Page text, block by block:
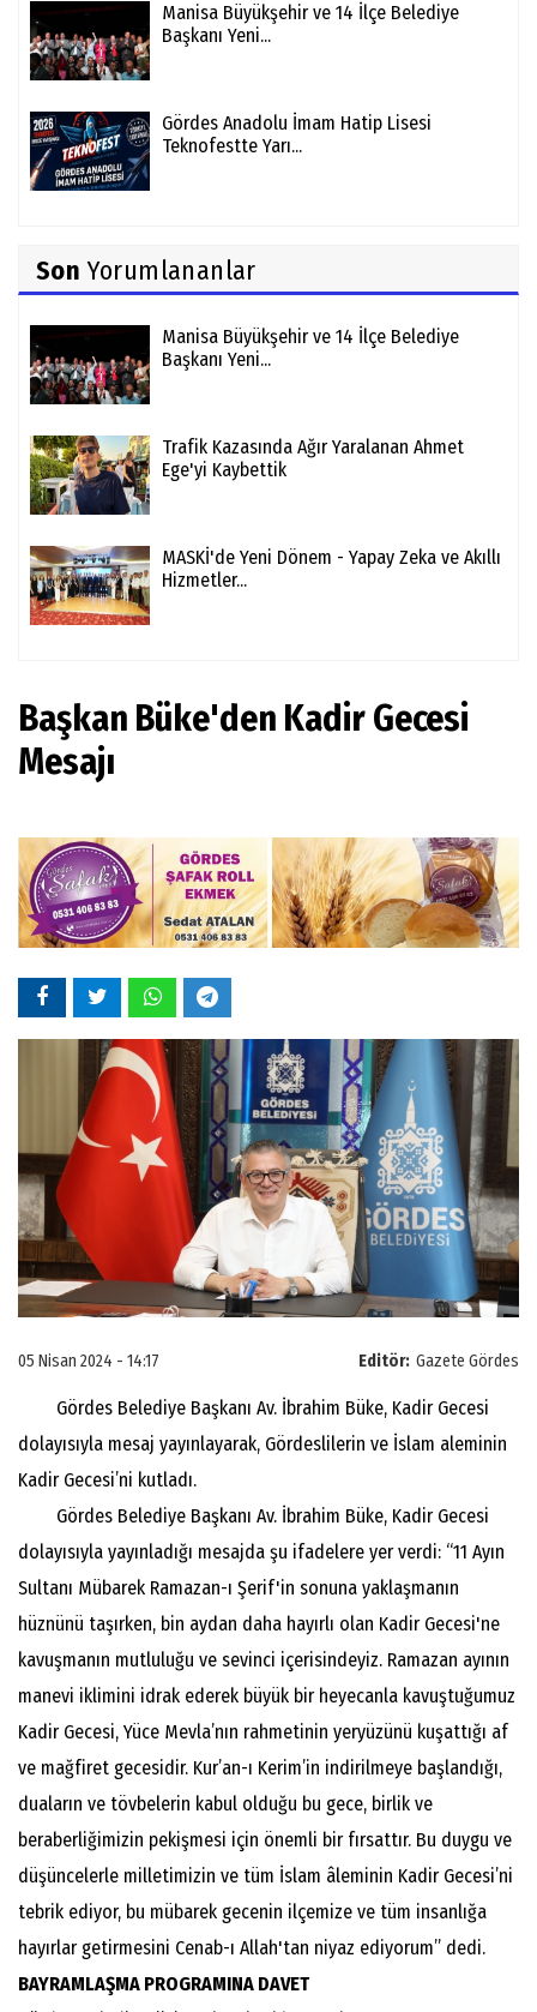
Manisa Büyükşehir ve 14 İlçe Belediye
Başkanı Yeni...
Gördes Anadolu İmam Hatip Lisesi
Teknofestte Yarı...
Son Yorumlananlar
Manisa Büyükşehir ve 14 İlçe Belediye
Başkanı Yeni...
Trafik Kazasında Ağır Yaralanan Ahmet
Ege'yi Kaybettik
MASKİ'de Yeni Dönem - Yapay Zeka ve Akıllı
Hizmetler...
Başkan Büke'den Kadir Gecesi
Mesajı
Editör: Gazete Gördes
05 Nisan 2024 - 14:17
Gördes Belediye Başkanı Av. İbrahim Büke, Kadir Gecesi
dolayısıyla mesaj yayınlayarak, Gördeslilerin ve İslam aleminin
Kadir Gecesi’ni kutladı.
Gördes Belediye Başkanı Av. İbrahim Büke, Kadir Gecesi
dolayısıyla yayınladığı mesajda şu ifadelere yer verdi: “11 Ayın
Sultanı Mübarek Ramazan-ı Şerif'in sonuna yaklaşmanın
hüznünü taşırken, bin aydan daha hayırlı olan Kadir Gecesi'ne
kavuşmanın mutluluğu ve sevinci içerisindeyiz. Ramazan ayının
manevi iklimini idrak ederek büyük bir heyecanla kavuştuğumuz
Kadir Gecesi, Yüce Mevla’nın rahmetinin yeryüzünü kuşattığı af
ve mağfiret gecesidir. Kur’an-ı Kerim’in indirilmeye başlandığı,
duaların ve tövbelerin kabul olduğu bu gece, birlik ve
beraberliğimizin pekişmesi için önemli bir fırsattır. Bu duygu ve
düşüncelerle milletimizin ve tüm İslam âleminin Kadir Gecesi’ni
tebrik ediyor, bu mübarek gecenin ilçemize ve tüm insanlığa
hayırlar getirmesini Cenab-ı Allah'tan niyaz ediyorum” dedi.
BAYRAMLAŞMA PROGRAMINA DAVET